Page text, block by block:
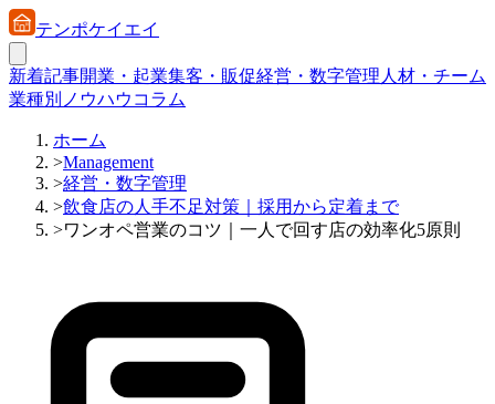
テンポケイエイ
新着記事開業・起業集客・販促経営・数字管理 人材・チーム
業種別ノウハウ コラム
ホーム
>Management
>経営・数字管理
>飲食店の人手不足対策｜採用から定着まで
>ワンオペ営業のコツ｜一人で回す店の効率化5原則